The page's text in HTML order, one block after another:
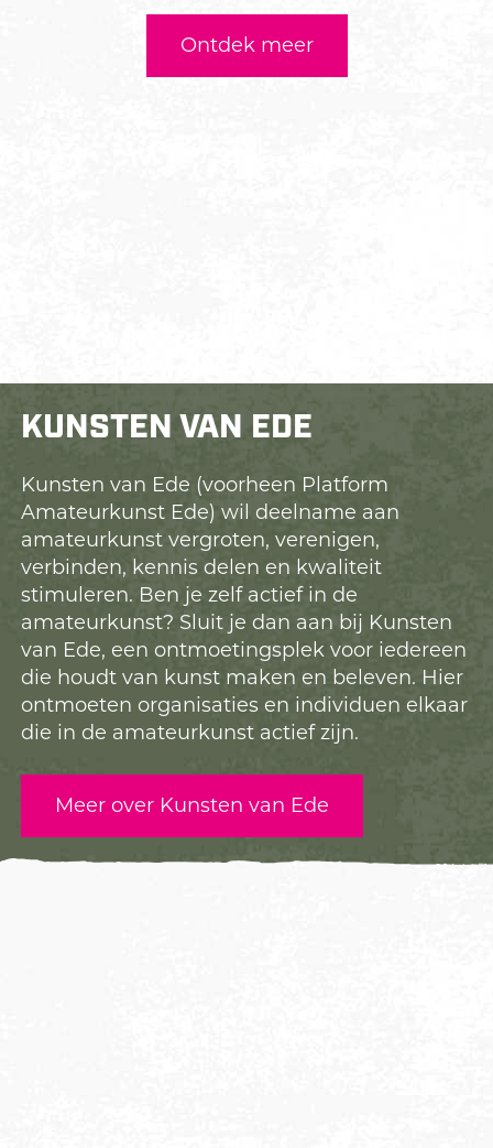
Ontdek meer
KUNSTEN VAN EDE
Kunsten van Ede (voorheen Platform
Amateurkunst Ede) wil deelname aan
amateurkunst vergroten, verenigen,
verbinden, kennis delen en kwaliteit
stimuleren. Ben je zelf actief in de
amateurkunst? Sluit je dan aan bij Kunsten
van Ede, een ontmoetingsplek voor iedereen
die houdt van kunst maken en beleven. Hier
ontmoeten organisaties en individuen elkaar
die in de amateurkunst actief zijn.
Meer over Kunsten van Ede